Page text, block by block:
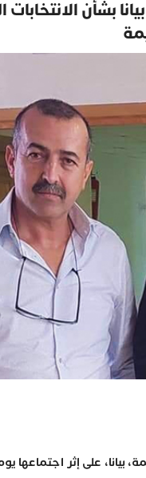
بشأن الانتخابات
بيانا، على إثر